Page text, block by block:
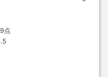
点